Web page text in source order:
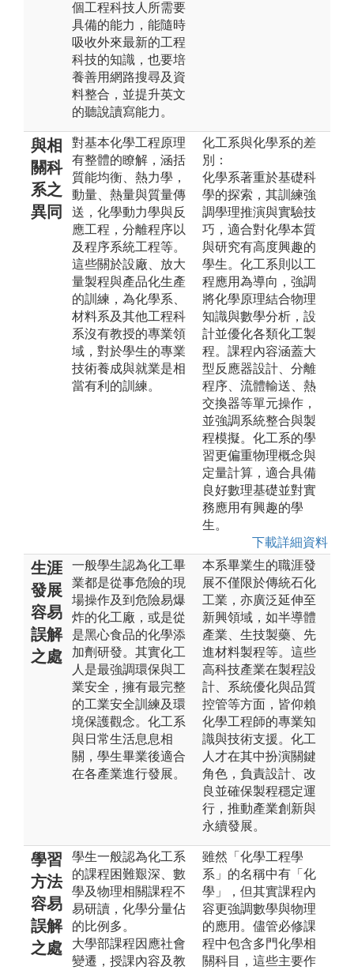
個工程科技人所需要
具備的能力，能隨時
吸收外來最新的工程
科技的知識，也要培
養善用網路搜尋及資
料整合，並提升英文
的聽說讀寫能力。
與相
關科
系之
異同
對基本化學工程原理
有整體的瞭解，涵括
質能均衡、熱力學，
動量、熱量與質量傳
送，化學動力學與反
應工程，分離程序以
及程序系統工程等。
這些關於設廠、放大
量製程與產品化生產
的訓練，為化學系、
材料系及其他工程科
系沒有教授的專業領
域，對於學生的專業
技術養成與就業是相
當有利的訓練。
化工系與化學系的差
別：
化學系著重於基礎科
學的探索，其訓練強
調學理推演與實驗技
巧，適合對化學本質
與研究有高度興趣的
學生。化工系則以工
程應用為導向，強調
將化學原理結合物理
知識與數學分析，設
計並優化各類化工製
程。課程內容涵蓋大
型反應器設計、分離
程序、流體輸送、熱
交換器等單元操作，
並強調系統整合與製
程模擬。化工系的學
習更偏重物理概念與
定量計算，適合具備
良好數理基礎並對實
務應用有興趣的學
生。
下載詳細資料
生涯
發展
容易
誤解
之處
一般學生認為化工畢
業都是從事危險的現
場操作及到危險易爆
炸的化工廠，或是從
是黑心食品的化學添
加劑研發。其實化工
人是最強調環保與工
業安全，擁有最完整
的工業安全訓練及環
境保護觀念。化工系
與日常生活息息相
關，學生畢業後適合
在各產業進行發展。
本系畢業生的職涯發
展不僅限於傳統石化
工業，亦廣泛延伸至
新興領域，如半導體
產業、生技製藥、先
進材料製程等。這些
高科技產業在製程設
計、系統優化與品質
控管等方面，皆仰賴
化學工程師的專業知
識與技術支援。化工
人才在其中扮演關鍵
角色，負責設計、改
良並確保製程穩定運
行，推動產業創新與
永續發展。
學習
方法
容易
誤解
之處
學生一般認為化工系
的課程困難艱深、數
學及物理相關課程不
易研讀，化學分量佔
的比例多。
大學部課程因應社會
變遷，授課內容及教
雖然「化學工程學
系」的名稱中有「化
學」，但其實課程內
容更強調數學與物理
的應用。儘管必修課
程中包含多門化學相
關科目，這些主要作